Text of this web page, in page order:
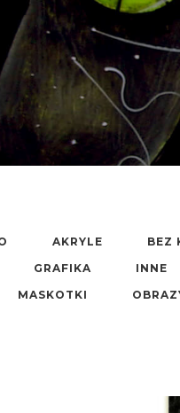
AKRYLE
BEZ
GRAFIKA
INNE
MASKOTKI